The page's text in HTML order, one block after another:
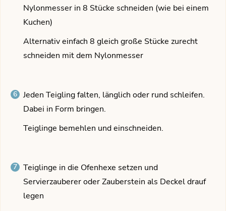
Nylonmesser in 8 Stücke schneiden (wie bei einem
Kuchen)
Alternativ einfach 8 gleich große Stücke zurecht
schneiden mit dem Nylonmesser
Jeden Teigling falten, länglich oder rund schleifen.
Dabei in Form bringen.
Teiglinge bemehlen und einschneiden.
Teiglinge in die Ofenhexe setzen und
Servierzauberer oder Zauberstein als Deckel drauf
legen